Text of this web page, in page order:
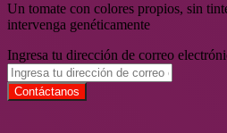
Un tomate con colores propios, sin
intervenga genéticamente
Ingresa tu dirección de correo